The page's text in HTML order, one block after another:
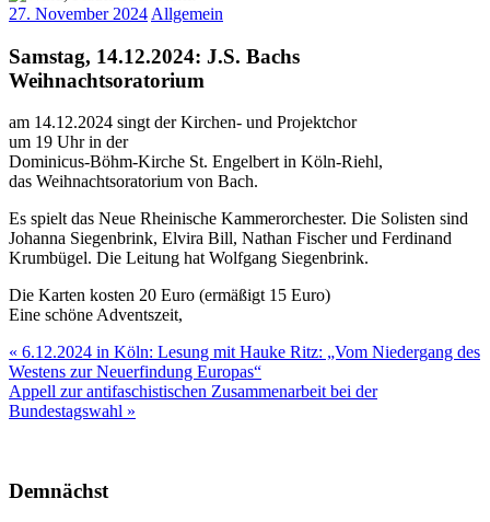
27. November 2024 Allgemein
Samstag, 14.12.2024: J.S. Bachs
Weihnachtsoratorium
am 14.12.2024 singt der Kirchen- und Projektchor
um 19 Uhr in der
Dominicus-Böhm-Kirche St. Engelbert in Köln-Riehl,
das Weihnachtsoratorium von Bach.
Es spielt das Neue Rheinische Kammerorchester. Die Solisten sind
Johanna Siegenbrink, Elvira Bill, Nathan Fischer und Ferdinand
Krumbügel. Die Leitung hat Wolfgang Siegenbrink.
Die Karten kosten 20 Euro (ermäßigt 15 Euro)
Eine schöne Adventszeit,
Beitragsnavigation
« 6.12.2024 in Köln: Lesung mit Hauke Ritz: „Vom Niedergang des
Westens zur Neuerfindung Europas“
Appell zur antifaschistischen Zusammenarbeit bei der
Bundestagswahl »
Demnächst